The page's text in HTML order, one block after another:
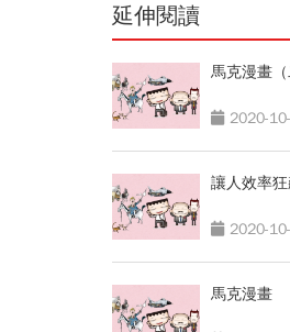
延伸閱讀
馬克漫畫（
2020-
讓人效率
2020-
馬克漫畫